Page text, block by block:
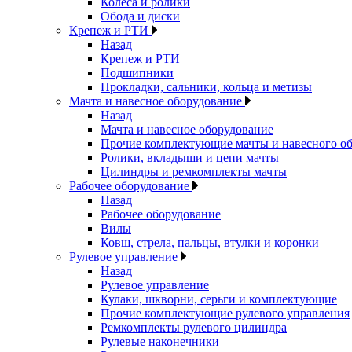
Обода и диски
Крепеж и РТИ
Назад
Крепеж и РТИ
Подшипники
Прокладки, сальники, кольца и метизы
Мачта и навесное оборудование
Назад
Мачта и навесное оборудование
Прочие комплектующие мачты и навесного
Ролики, вкладыши и цепи мачты
Цилиндры и ремкомплекты мачты
Рабочее оборудование
Назад
Рабочее оборудование
Вилы
Ковш, стрела, пальцы, втулки и коронки
Рулевое управление
Назад
Рулевое управление
Кулаки, шкворни, серьги и комплектующие
Прочие комплектующие рулевого управления
Ремкомплекты рулевого цилиндра
Рулевые наконечники